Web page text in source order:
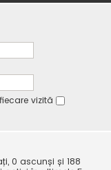
vizită
0 ascunși și 188